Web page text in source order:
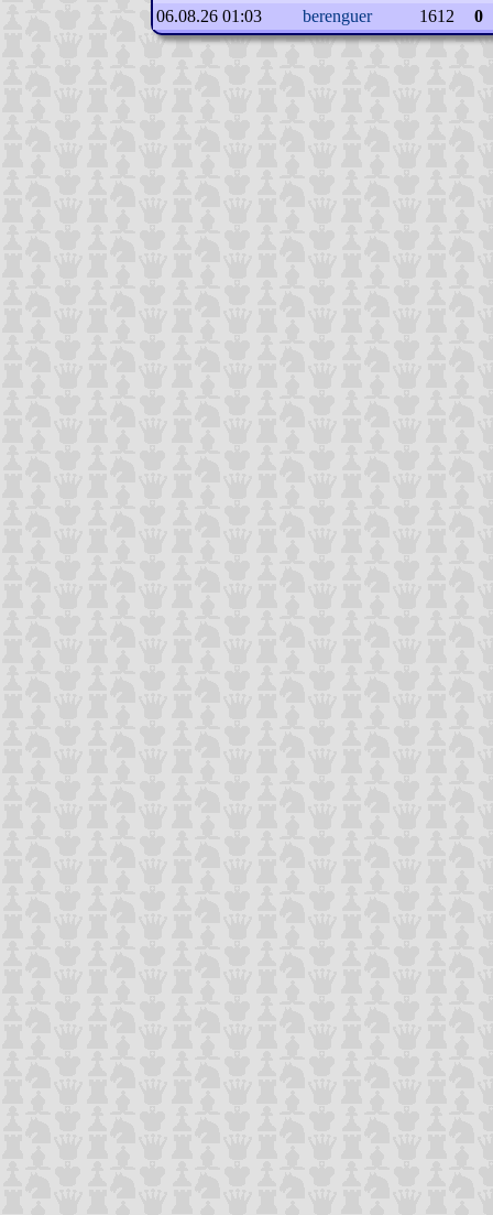
06.08.26 01:03
berenguer 1612 0